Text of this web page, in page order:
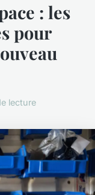
: les
pour
lecture